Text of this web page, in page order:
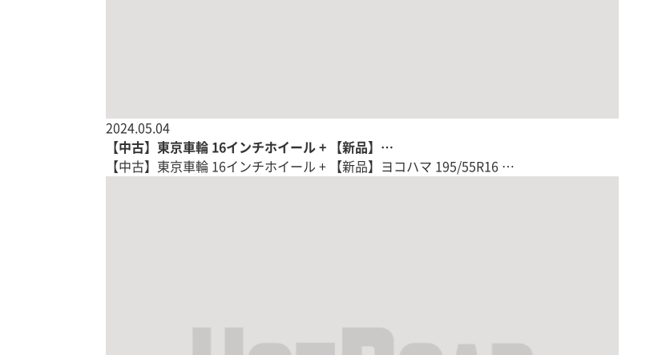
2024.05.04
【中古】東京車輪 16インチホイール + 【新品】…
【中古】東京車輪 16インチホイール + 【新品】ヨコハマ 195/55R16 …